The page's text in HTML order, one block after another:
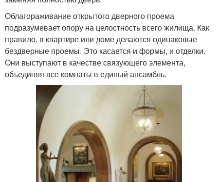
Облагораживание открытого дверного проема
подразумевает опору на целостность всего жилища. Как
правило, в квартире или доме делаются одинаковые
бездверные проемы. Это касается и формы, и отделки.
Они выступают в качестве связующего элемента,
объединяя все комнаты в единый ансамбль.